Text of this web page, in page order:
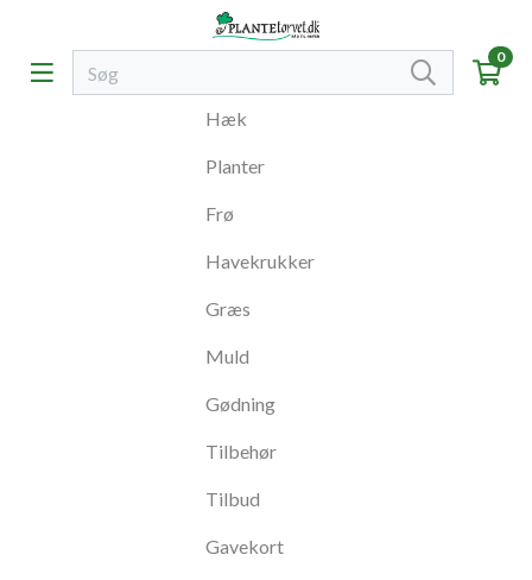
0
Hæk
Planter
Frø
Havekrukker
Græs
Muld
Gødning
Tilbehør
Tilbud
Gavekort